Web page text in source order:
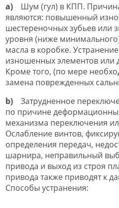
a) Шум (гул) в КПП.
являются: повышенный
шестереночных зубьев или
уровня (ниже
масла в коробке.
изношенных элементов или
Кроме того, (по мере
замена поврежденных
b) Затрудненное
по причине
механизма переключения
Ослабление винтов,
определения передач,
шарнира, неправильный
привода и выход из строя
привода также приводят к
Способы устранения: